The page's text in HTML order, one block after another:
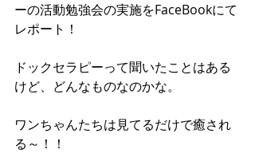
ーの活動勉強会の実施をFaceBookにて
レポート！
ドックセラピーって聞いたことはある
けど、どんなものなのかな。
ワンちゃんたちは見てるだけで癒され
る～！！